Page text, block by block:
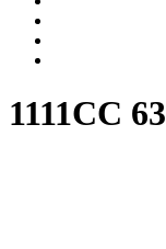
1111CC 63